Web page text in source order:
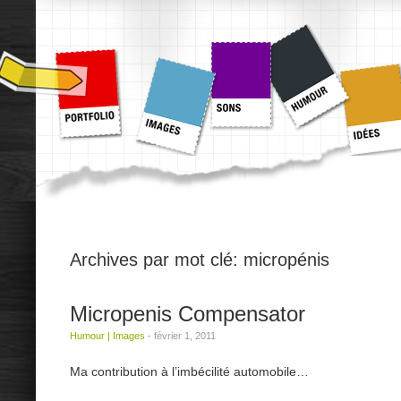
Archives par mot clé: micropénis
Micropenis Compensator
Humour Images - février 1, 2011
Ma contribution à l’imbécilité automobile…